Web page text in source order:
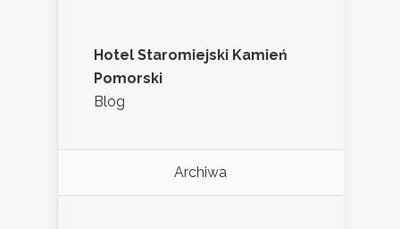
Hotel Staromiejski Kamień
Pomorski
Blog
Archiwa